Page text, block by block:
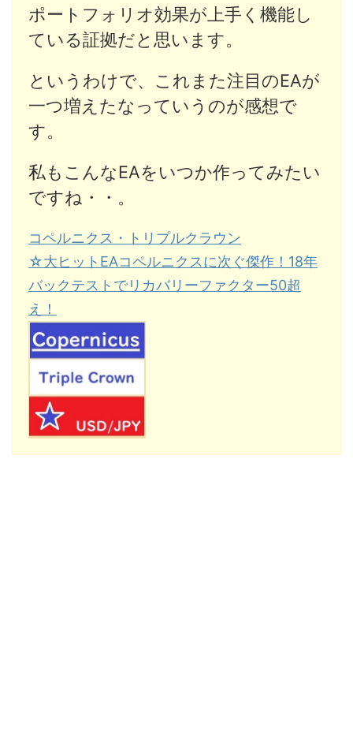
ポートフォリオ効果が上手く機能し
ている証拠だと思います。
というわけで、これまた注目のEAが
一つ増えたなっていうのが感想で
す。
私もこんなEAをいつか作ってみたい
ですね・・。
コペルニクス・トリプルクラウン
☆大ヒットEAコペルニクスに次ぐ傑作！18年
バックテストでリカバリーファクター50超
え！